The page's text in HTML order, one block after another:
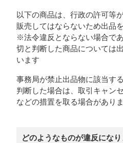
以下の商品は、行政の許可等
販売してはならないため出品
※法令違反とならない場合で
切と判断した商品については
います
事務局が禁止出品物に該当す
判断した場合は、取引キャン
などの措置を取る場合がありま
どのようなものが違反になり